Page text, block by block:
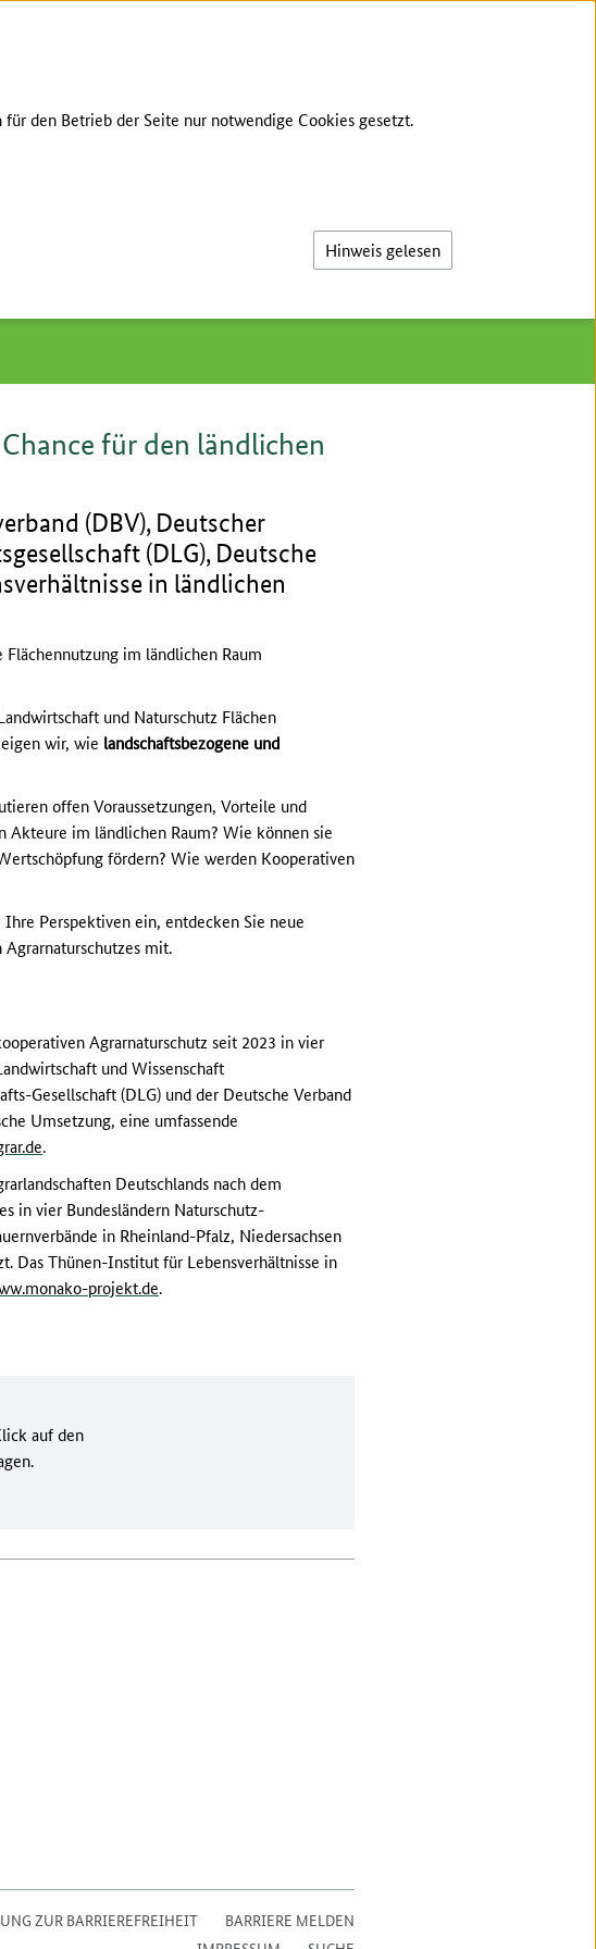
Eine Chance für den ländlichen Raum
für den ländlichen
(DBV), Deutscher
(DLG), Deutsche
in ländlichen
im ländlichen Raum
und Naturschutz Flächen
wir, wie landschaftsbezogene und
offen Voraussetzungen, Vorteile und
Akteure im ländlichen Raum? Wie können sie
fördern? Wie werden Kooperativen
Perspektiven ein, entdecken Sie neue
mit.
Agrarnaturschutz seit 2023 in vier
und Wissenschaft
Gesellschaft (DLG) und der Deutsche Verband
Umsetzung, eine umfassende
.
Deutschlands nach dem
in vier Bundesländern Naturschutz-
in Rheinland-Pfalz, Niedersachsen
Das Thünen-Institut für Lebensverhältnisse in
projekt.de.
auf den
ZUR BARRIEREFREIHEIT
BARRIERE MELDEN
den Betrieb der Seite nur notwendige Cookies gesetzt.
Hinweis gelesen